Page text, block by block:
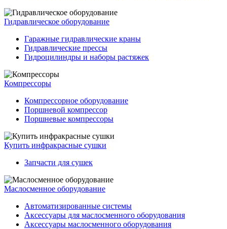
Гидравлическое оборудование
Гаражные гидравлические краны
Гидравлические прессы
Гидроцилиндры и наборы растяжек
Компрессоры
Компрессорное оборудование
Поршневой компрессор
Поршневые компрессоры
Купить инфракрасные сушки
Запчасти для сушек
Маслосменное оборудование
Автоматизированные системы
Аксессуары для маслосменного оборудования
Аксессуары маслосменного оборудования